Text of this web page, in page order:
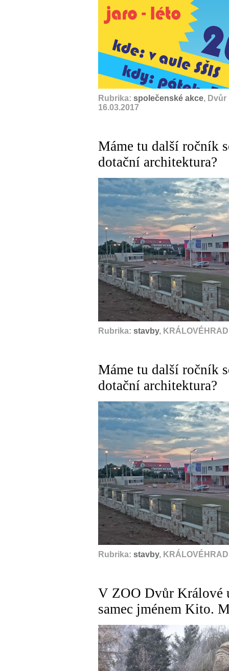
Rubrika: společenské akce, Dvůr
16.03.2017
Máme tu další ročník
dotační architektura?
Rubrika: stavby,
Máme tu další ročník
dotační architektura?
Rubrika: stavby,
V ZOO Dvůr Králové
samec jménem Kito.